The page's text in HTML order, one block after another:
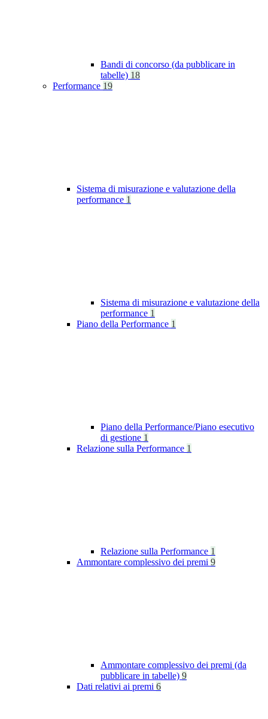
Bandi di concorso (da pubblicare in
tabelle) 18
Performance 19
Sistema di misurazione e valutazione della
performance 1
Sistema di misurazione e valutazione della
performance 1
Piano della Performance 1
Piano della Performance/Piano esecutivo
di gestione 1
Relazione sulla Performance 1
Relazione sulla Performance 1
Ammontare complessivo dei premi 9
Ammontare complessivo dei premi (da
pubblicare in tabelle) 9
Dati relativi ai premi 6